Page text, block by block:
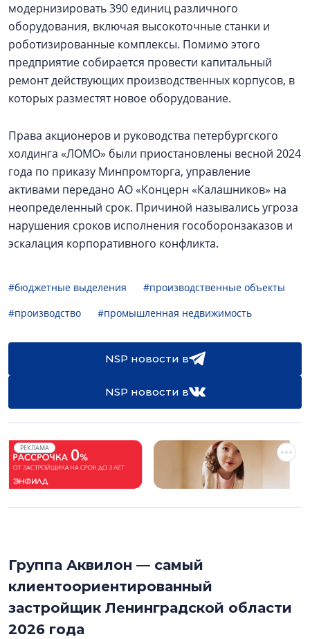
модернизировать 390 единиц различного
оборудования, включая высокоточные станки и
роботизированные комплексы. Помимо этого
предприятие собирается провести капитальный
ремонт действующих производственных корпусов, в
которых разместят новое оборудование.
Права акционеров и руководства петербургского
холдинга «ЛОМО» были приостановлены весной 2024
года по приказу Минпромторга, управление
активами передано АО «Концерн «Калашников» на
неопределенный срок. Причиной назывались угроза
нарушения сроков исполнения гособоронзаказов и
эскалация корпоративного конфликта.
#бюджетные выделения
#производственные объекты
#производство
#промышленная недвижимость
NSP новости в
NSP новости в
РЕКЛАМА
Группа Аквилон — самый
клиентоориентированный
застройщик Ленинградской области
2026 года